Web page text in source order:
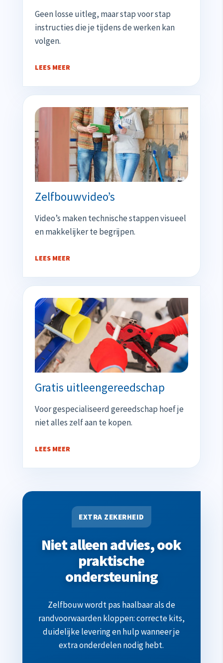
Geen losse uitleg, maar stap voor stap
instructies die je tijdens de werken kan
volgen.
LEES MEER
Zelfbouwvideo’s
Video’s maken technische stappen visueel
en makkelijker te begrijpen.
LEES MEER
Gratis uitleengereedschap
Voor gespecialiseerd gereedschap hoef je
niet alles zelf aan te kopen.
LEES MEER
EXTRA ZEKERHEID
Niet alleen advies, ook
praktische
ondersteuning
Zelfbouw wordt pas haalbaar als de
randvoorwaarden kloppen: correcte kits,
duidelijke levering en hulp wanneer je
extra onderdelen nodig hebt.